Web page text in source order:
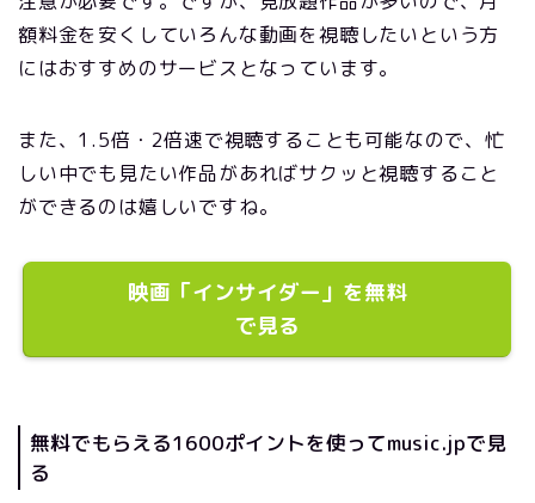
額料金を安くしていろんな動画を視聴したいという方
にはおすすめのサービスとなっています。
また、1.5倍・2倍速で視聴することも可能なので、忙
しい中でも見たい作品があればサクッと視聴すること
ができるのは嬉しいですね。
映画「インサイダー」を無料
で見る
無料でもらえる1600ポイントを使ってmusic.jpで見
る